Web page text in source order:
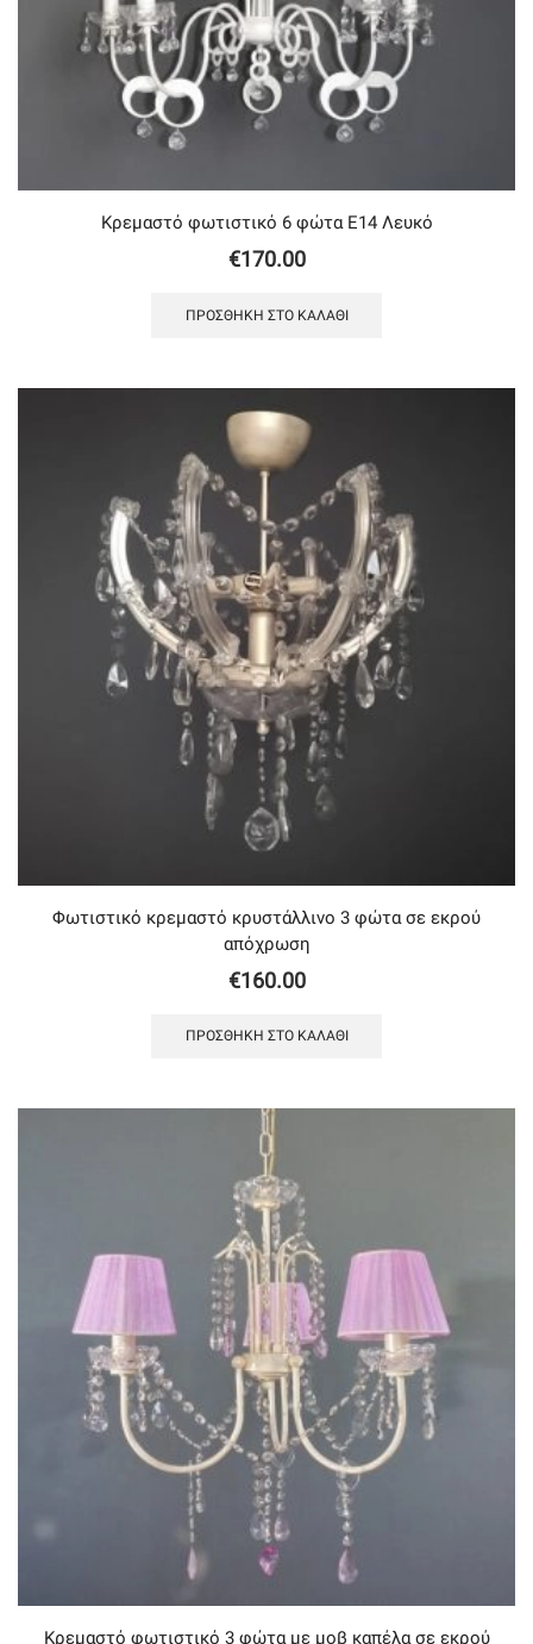
Κρεμαστό φωτιστικό 6 φώτα Ε14 Λευκό
€170.00
ΠΡΟΣΘΉΚΗ ΣΤΟ ΚΑΛΆΘΙ
Φωτιστικό κρεμαστό κρυστάλλινο 3 φώτα σε εκρού
απόχρωση
€160.00
ΠΡΟΣΘΉΚΗ ΣΤΟ ΚΑΛΆΘΙ
Κρεμαστό φωτιστικό 3 φώτα με μοβ καπέλα σε εκρού